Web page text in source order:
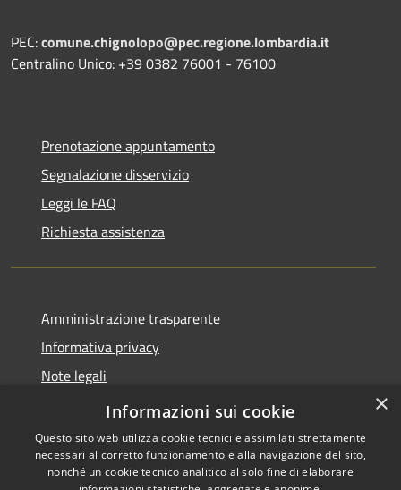
PEC:comune.chignolopo@pec.regione.lombardia.it
Centralino Unico: +39 0382 76001 - 76100
Prenotazione appuntamento
Segnalazione disservizio
Leggi le FAQ
Richiesta assistenza
Amministrazione trasparente
Informativa privacy
Note legali
Dichiarazione di accessibilità
×
Informazioni sui cookie
Questo sito web utilizza cookie tecnici e assimilati strettamente
necessari al corretto funzionamento e alla navigazione del sito,
nonché un cookie tecnico analitico al solo fine di elaborare